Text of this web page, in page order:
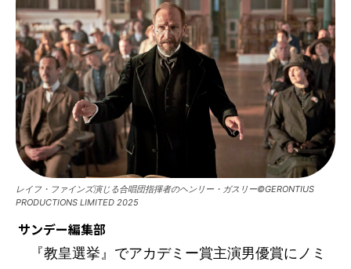
レイフ・ファインズ演じる合唱団指揮者のヘンリー・ガスリー©GERONTIUS
PRODUCTIONS LIMITED 2025
サンデー編集部
『教皇選挙』でアカデミー賞主演男優賞にノミ